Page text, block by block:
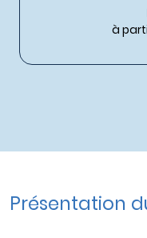
à
Présentation